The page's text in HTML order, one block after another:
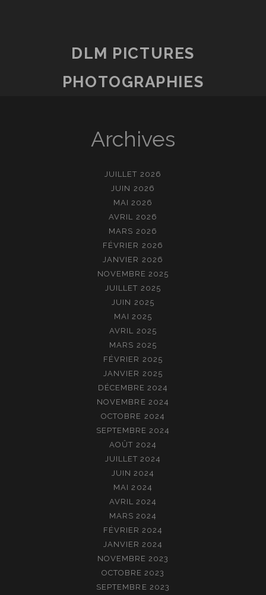
DLM PICTURES
PHOTOGRAPHIES
Archives
JUILLET 2026
JUIN 2026
MAI 2026
AVRIL 2026
MARS 2026
FÉVRIER 2026
JANVIER 2026
NOVEMBRE 2025
JUILLET 2025
JUIN 2025
MAI 2025
AVRIL 2025
MARS 2025
FÉVRIER 2025
JANVIER 2025
DÉCEMBRE 2024
NOVEMBRE 2024
OCTOBRE 2024
SEPTEMBRE 2024
AOÛT 2024
JUILLET 2024
JUIN 2024
MAI 2024
AVRIL 2024
MARS 2024
FÉVRIER 2024
JANVIER 2024
NOVEMBRE 2023
OCTOBRE 2023
SEPTEMBRE 2023